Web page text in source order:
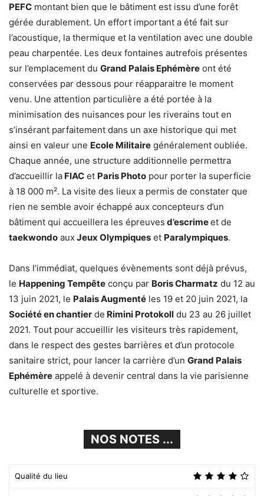
PEFC montant bien que le bâtiment est issu d’une forêt
gérée durablement. Un effort important a été fait sur
l’acoustique, la thermique et la ventilation avec une double
peau charpentée. Les deux fontaines autrefois présentes
sur l’emplacement du Grand Palais Ephémère ont été
conservées par dessous pour réapparaitre le moment
venu. Une attention particulière a été portée à la
minimisation des nuisances pour les riverains tout en
s’insérant parfaitement dans un axe historique qui met
ainsi en valeur une Ecole Militaire généralement oubliée.
Chaque année, une structure additionnelle permettra
d’accueillir la FIAC et Paris Photo pour porter la superficie
à 18 000 m². La visite des lieux a permis de constater que
rien ne semble avoir échappé aux concepteurs d’un
bâtiment qui accueillera les épreuves d’escrimeet de
taekwondo aux Jeux Olympiques et Paralympiques.
Dans l’immédiat, quelques évènements sont déjà prévus,
le Happening Tempête conçu par Boris Charmatz du 12 au
13 juin 2021, le Palais Augmenté les 19 et 20 juin 2021, la
Société en chantier de Rimini Protokoll du 23 au 26 juillet
2021. Tout pour accueillir les visiteurs très rapidement,
dans le respect des gestes barrières et d’un protocole
sanitaire strict, pour lancer la carrière d’un Grand Palais
Ephémère appelé à devenir central dans la vie parisienne
culturelle et sportive.
NOS NOTES ...
Qualité du lieu